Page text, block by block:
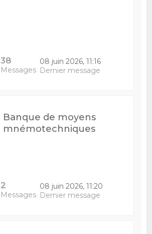
38
Messages
08 juin 2026, 11:16
Dernier message
Banque de moyens
mnémotechniques
2
Messages
08 juin 2026, 11:20
Dernier message